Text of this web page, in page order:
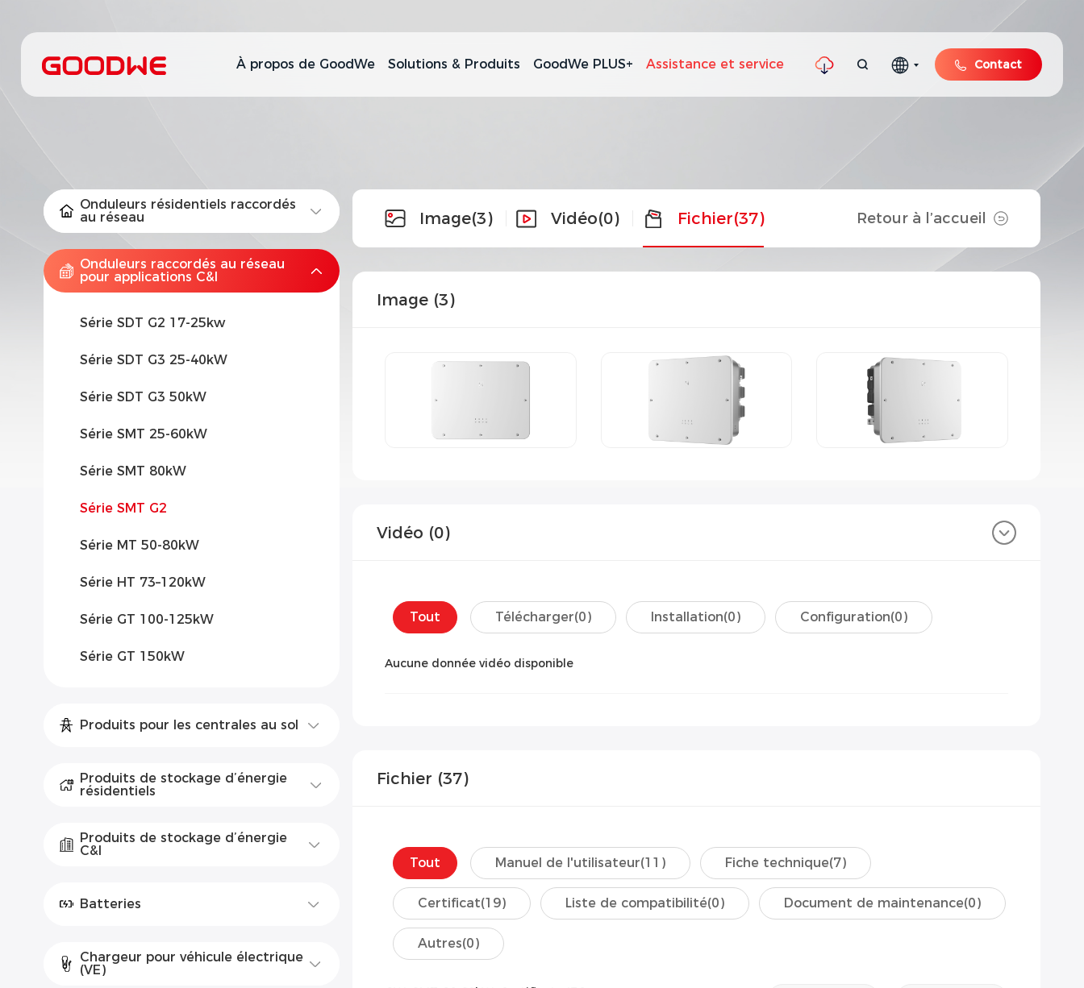
À propos de GoodWe Solutions & Produits GoodWe PLUS+ Assistance et service Contact
Onduleurs résidentiels raccordés
au réseau
Onduleurs raccordés au réseau
pour applications C&I
Série SDT G2 17-25kw
Série SDT G3 25-40kW
Série SDT G3 50kW
Série SMT 25-60kW
Série SMT 80kW
Série SMT G2
Série MT 50-80kW
Série HT 73–120kW
Série GT 100-125kW
Série GT 150kW
Produits pour les centrales au sol
Produits de stockage d’énergie
résidentiels
Produits de stockage d’énergie
C&I
Batteries
Chargeur pour véhicule électrique
(VE)
Image(3) Vidéo(0) Fichier(37) Retour à l’accueil
Image (3)
Vidéo (0)
Tout Télécharger(0) Installation(0) Configuration(0)
Aucune donnée vidéo disponible
Fichier (37)
Tout Manuel de l'utilisateur(11) Fiche technique(7)
Certificat(19) Liste de compatibilité(0) Document de maintenance(0)
Autres(0)